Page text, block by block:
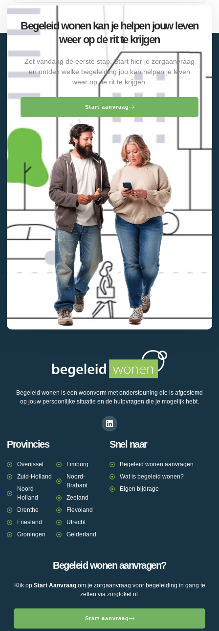
Begeleid wonen kan je helpen jouw leven
weer op de rit te krijgen
Zet vandaag de eerste stap. Start hier je zorgaanvraag
en ontdek welke begeleiding jou kan helpen je leven
weer op de rit te krijgen.
Start aanvraag
Begeleid wonen is een woonvorm met ondersteuning die is afgestemd
op jouw persoonlijke situatie en de hulpvragen die je mogelijk hebt.
Provincies
Overijssel
Zuid-Holland
Noord-
Holland
Drenthe
Friesland
Groningen
Limburg
Noord-
Brabant
Zeeland
Flevoland
Utrecht
Gelderland
Snel naar
Begeleid wonen aanvragen
Wat is begeleid wonen?
Eigen bijdrage
Begeleid wonen aanvragen?
Klik op Start Aanvraagom je zorgaanvraag voor begeleiding in gang te
zetten via zorgloket.nl.
Start aanvraag